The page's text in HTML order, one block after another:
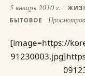
5 января 2010 г.
БЫТОВОЕ
[image=https://